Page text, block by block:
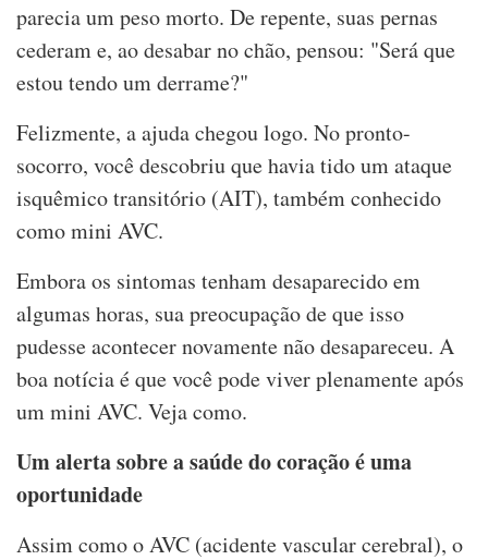
parecia um peso morto. De repente, suas pernas
cederam e, ao desabar no chão, pensou: "Será que
estou tendo um derrame?"
Felizmente, a ajuda chegou logo. No pronto-
socorro, você descobriu que havia tido um ataque
isquêmico transitório (AIT), também conhecido
como mini AVC.
Embora os sintomas tenham desaparecido em
algumas horas, sua preocupação de que isso
pudesse acontecer novamente não desapareceu. A
boa notícia é que você pode viver plenamente após
um mini AVC. Veja como.
Um alerta sobre a saúde do coração é uma
oportunidade
Assim como o AVC (acidente vascular cerebral), o